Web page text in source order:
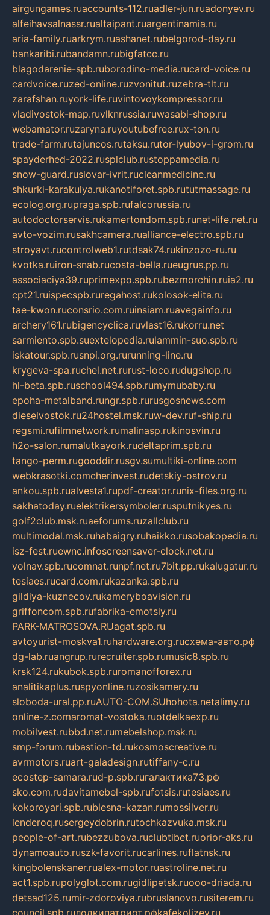
airgungames.ruaccounts-112.ruadler-jun.ruadonyev.ru
alfeihavsalnassr.rualtaipant.ruargentinamia.ru
aria-family.ruarkrym.ruashanet.rubelgorod-day.ru
bankaribi.rubandamn.rubigfatcc.ru
blagodarenie-spb.ruborodino-media.rucard-voice.ru
cardvoice.ruzed-online.ruzvonitut.ruzebra-tlt.ru
zarafshan.ruyork-life.ruvintovoykompressor.ru
vladivostok-map.ruvlknrussia.ruwasabi-shop.ru
webamator.ruzaryna.ruyoutubefree.rux-ton.ru
trade-farm.rutajuncos.rutaksu.rutor-lyubov-i-grom.ru
spayderhed-2022.rusplclub.rustoppamedia.ru
snow-guard.ruslovar-ivrit.rucleanmedicine.ru
shkurki-karakulya.rukanotiforet.spb.rututmassage.ru
ecolog.org.rupraga.spb.rufalcorussia.ru
autodoctorservis.rukamertondom.spb.runet-life.net.ru
avto-vozim.rusakhcamera.rualliance-electro.spb.ru
stroyavt.rucontrolweb1.rutdsak74.rukinzozo-ru.ru
kvotka.ruiron-snab.rucosta-bella.rueugrus.pp.ru
associaciya39.ruprimexpo.spb.rubezmorchin.ruia2.ru
cpt21.ruispecspb.ruregahost.rukolosok-elita.ru
tae-kwon.ruconsrio.com.ruinsiam.ruavegainfo.ru
archery161.rubigencyclica.ruvlast16.rukorru.net
sarmiento.spb.suextelopedia.rulammin-suo.spb.ru
iskatour.spb.rusnpi.org.rurunning-line.ru
krygeva-spa.ruchel.net.rurust-loco.rudugshop.ru
hl-beta.spb.ruschool494.spb.rumymubaby.ru
epoha-metalband.rungr.spb.rurusgosnews.com
dieselvostok.ru24hostel.msk.ruw-dev.ruf-ship.ru
regsmi.rufilmnetwork.rumalinasp.rukinosvin.ru
h2o-salon.rumalutkayork.rudeltaprim.spb.ru
tango-perm.rugooddir.rusgv.sumultiki-online.com
webkrasotki.comcherinvest.rudetskiy-ostrov.ru
ankou.spb.rualvesta1.rupdf-creator.runix-files.org.ru
sakhatoday.ruelektrikersymboler.rusputnikyes.ru
golf2club.msk.ruaeforums.ruzallclub.ru
multimodal.msk.ruhabaigry.ruhaikko.rusobakopedia.ru
isz-fest.ruewnc.infoscreensaver-clock.net.ru
volnav.spb.rucomnat.runpf.net.ru7bit.pp.rukalugatur.ru
tesiaes.rucard.com.rukazanka.spb.ru
gildiya-kuznecov.rukameryboavision.ru
griffoncom.spb.rufabrika-emotsiy.ru
PARK-MATROSOVA.RUagat.spb.ru
avtoyurist-moskva1.ruhardware.org.ruсхема-авто.рф
dg-lab.ruangrup.rurecruiter.spb.rumusic8.spb.ru
krsk124.rukubok.spb.ruromanofforex.ru
analitikaplus.ruspyonline.ruzosikamery.ru
sloboda-ural.pp.ruAUTO-COM.SUhohota.netalimy.ru
online-z.comaromat-vostoka.ruotdelkaexp.ru
mobilvest.rubbd.net.rumebelshop.msk.ru
smp-forum.rubastion-td.rukosmoscreative.ru
avrmotors.ruart-galadesign.rutiffany-c.ru
ecostep-samara.rud-p.spb.ruгалактика73.рф
sko.com.rudavitamebel-spb.rufotsis.rutesiaes.ru
kokoroyari.spb.rublesna-kazan.rumossilver.ru
lenderoq.rusergeydobrin.rutochkazvuka.msk.ru
people-of-art.rubezzubova.ruclubtibet.ruorior-aks.ru
dynamoauto.ruszk-favorit.rucarlines.ruflatnsk.ru
kingbolenskaner.rualex-motor.ruastroline.net.ru
act1.spb.rupolyglot.com.rugidlipetsk.ruooo-driada.ru
detsad125.rumir-zdoroviya.rubruslanovo.rusiterem.ru
council.spb.ruлодкипатриот.рфkafekolizey.ru